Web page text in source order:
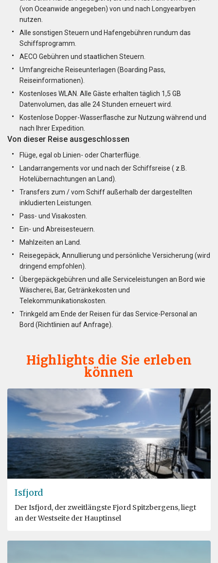
(von Oceanwide angegeben) von und nach Longyearbyen
nutzen.
Alle sonstigen Steuern und Hafengebühren rundum das
Schiffsprogramm.
AECO Gebühren und staatlichen Steuern.
Umfangreiche Reiseunterlagen (Boarding Pass,
Reiseinformationen).
Kostenloses WLAN. Alle Gäste erhalten täglich 1,5 GB
Datenvolumen, das alle 24 Stunden erneuert wird.
Kostenlose Dopper-Wasserflasche zur Nutzung während und
nach Ihrer Expedition.
Von dieser Reise ausgeschlossen
Flüge, egal ob Linien- oder Charterflüge.
Landarrangements vor und nach der Schiffsreise ( z.B.
Hotelübernachtungen an Land).
Transfers zum / vom Schiff außerhalb der dargestellten
inkludierten Leistungen.
Pass- und Visakosten.
Ein- und Abreisesteuern.
Mahlzeiten an Land.
Reisegepäck, Annullierung und persönliche Versicherung (wird
dringend empfohlen).
Übergepäckgebühren und alle Serviceleistungen an Bord wie
Wäscherei, Bar, Getränkekosten und
Telekommunikationskosten.
Trinkgeld am Ende der Reisen für das Service-Personal an
Bord (Richtlinien auf Anfrage).
Highlights die Sie erleben
können
Isfjord
Der Isfjord, der zweitlängste Fjord Spitzbergens, liegt
an der Westseite der Hauptinsel